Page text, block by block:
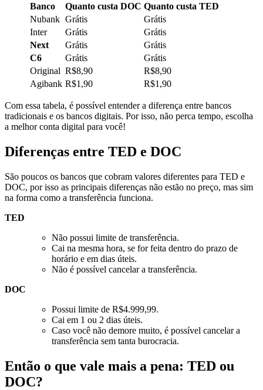
Banco Quanto custa DOC Quanto custa TED
Nubank Grátis
Grátis
Inter
Grátis
Grátis
Next
Grátis
Grátis
C6
Grátis
Grátis
Original R$8,90
R$8,90
Agibank R$1,90 R$1,90
Com essa tabela, é possível entender a diferença entre bancos
tradicionais e os bancos digitais. Por isso, não perca tempo, escolha
a melhor conta digital para você!
Diferenças entre TED e DOC
São poucos os bancos que cobram valores diferentes para TED e
DOC, por isso as principais diferenças não estão no preço, mas sim
na forma como a transferência funciona.
TED
Não possui limite de transferência.
Cai na mesma hora, se for feita dentro do prazo de
horário e em dias úteis.
Não é possível cancelar a transferência.
DOC
Possui limite de R$4.999,99.
Cai em 1 ou 2 dias úteis.
Caso você não demore muito, é possível cancelar a
transferência sem tanta burocracia.
Então o que vale mais a pena: TED ou
DOC?